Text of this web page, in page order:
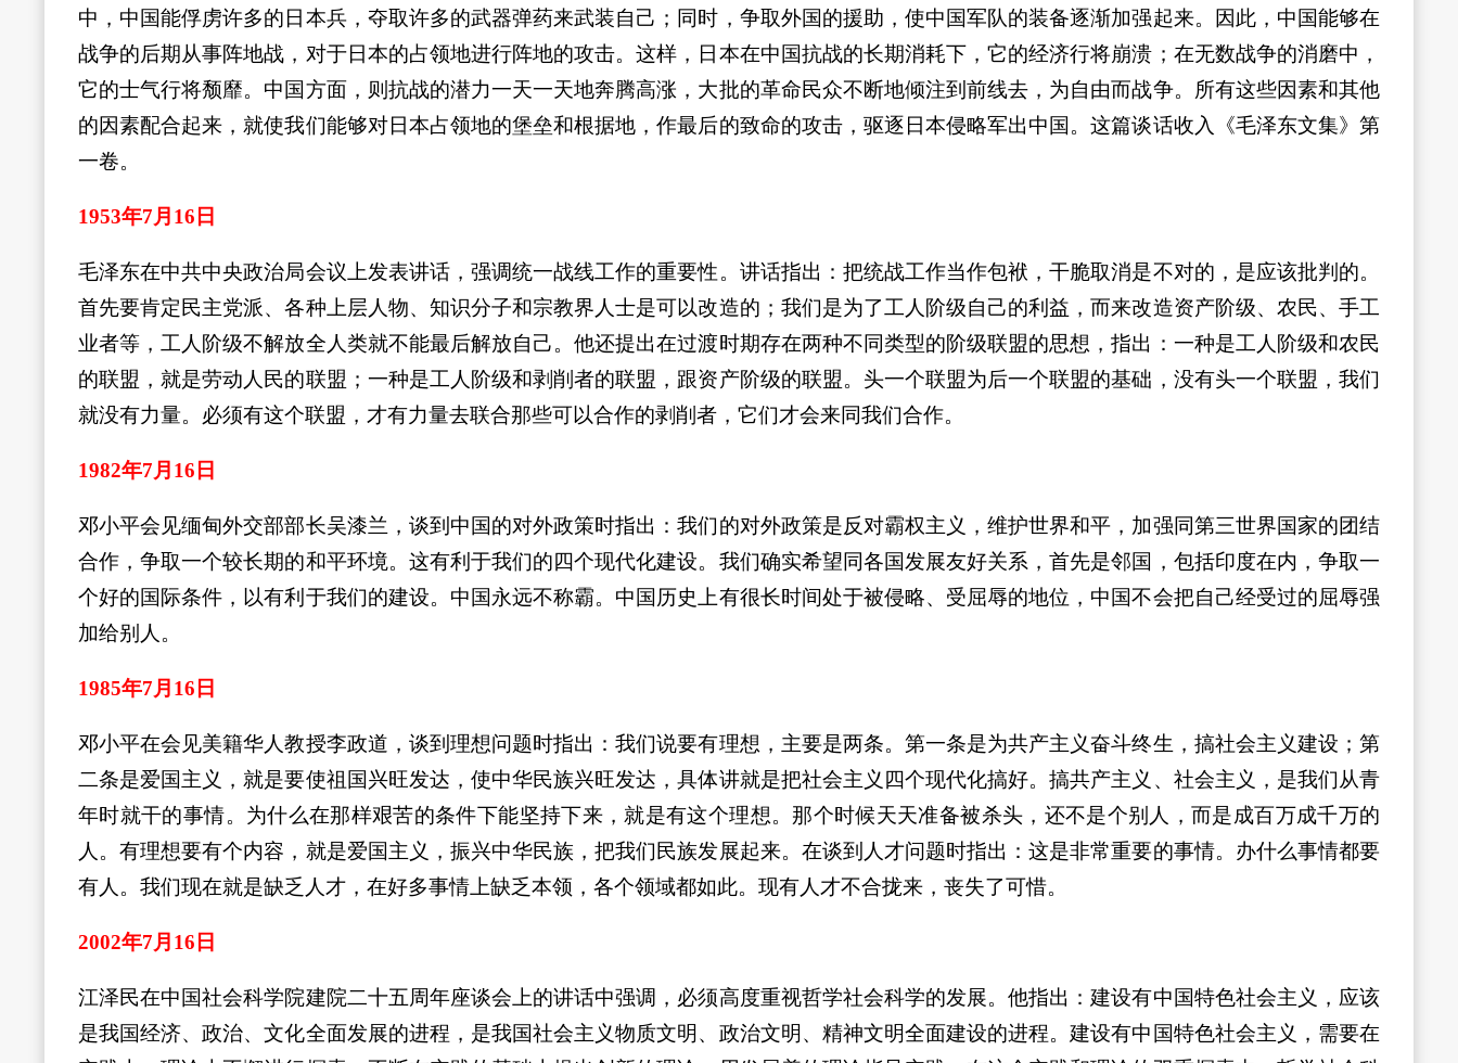
中，中国能俘虏许多的日本兵，夺取许多的武器弹药来武装自己；同时，争取外国的援助，使中国军队的装备逐渐加强起来。因此，中国能够在
战争的后期从事阵地战，对于日本的占领地进行阵地的攻击。这样，日本在中国抗战的长期消耗下，它的经济行将崩溃；在无数战争的消磨中，
它的士气行将颓靡。中国方面，则抗战的潜力一天一天地奔腾高涨，大批的革命民众不断地倾注到前线去，为自由而战争。所有这些因素和其他
的因素配合起来，就使我们能够对日本占领地的堡垒和根据地，作最后的致命的攻击，驱逐日本侵略军出中国。这篇谈话收入《毛泽东文集》第
一卷。
1953年7月16日
毛泽东在中共中央政治局会议上发表讲话，强调统一战线工作的重要性。讲话指出：把统战工作当作包袱，干脆取消是不对的，是应该批判的。
首先要肯定民主党派、各种上层人物、知识分子和宗教界人士是可以改造的；我们是为了工人阶级自己的利益，而来改造资产阶级、农民、手工
业者等，工人阶级不解放全人类就不能最后解放自己。他还提出在过渡时期存在两种不同类型的阶级联盟的思想，指出：一种是工人阶级和农民
的联盟，就是劳动人民的联盟；一种是工人阶级和剥削者的联盟，跟资产阶级的联盟。头一个联盟为后一个联盟的基础，没有头一个联盟，我们
就没有力量。必须有这个联盟，才有力量去联合那些可以合作的剥削者，它们才会来同我们合作。
1982年7月16日
邓小平会见缅甸外交部部长吴漆兰，谈到中国的对外政策时指出：我们的对外政策是反对霸权主义，维护世界和平，加强同第三世界国家的团结
合作，争取一个较长期的和平环境。这有利于我们的四个现代化建设。我们确实希望同各国发展友好关系，首先是邻国，包括印度在内，争取一
个好的国际条件，以有利于我们的建设。中国永远不称霸。中国历史上有很长时间处于被侵略、受屈辱的地位，中国不会把自己经受过的屈辱强
加给别人。
1985年7月16日
邓小平在会见美籍华人教授李政道，谈到理想问题时指出：我们说要有理想，主要是两条。第一条是为共产主义奋斗终生，搞社会主义建设；第
二条是爱国主义，就是要使祖国兴旺发达，使中华民族兴旺发达，具体讲就是把社会主义四个现代化搞好。搞共产主义、社会主义，是我们从青
年时就干的事情。为什么在那样艰苦的条件下能坚持下来，就是有这个理想。那个时候天天准备被杀头，还不是个别人，而是成百万成千万的
人。有理想要有个内容，就是爱国主义，振兴中华民族，把我们民族发展起来。在谈到人才问题时指出：这是非常重要的事情。办什么事情都要
有人。我们现在就是缺乏人才，在好多事情上缺乏本领，各个领域都如此。现有人才不合拢来，丧失了可惜。
2002年7月16日
江泽民在中国社会科学院建院二十五周年座谈会上的讲话中强调，必须高度重视哲学社会科学的发展。他指出：建设有中国特色社会主义，应该
是我国经济、政治、文化全面发展的进程，是我国社会主义物质文明、政治文明、精神文明全面建设的进程。建设有中国特色社会主义，需要在